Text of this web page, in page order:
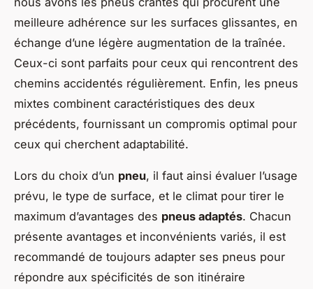
meilleure adhérence sur les surfaces glissantes, en
échange d’une légère augmentation de la traînée.
Ceux-ci sont parfaits pour ceux qui rencontrent des
chemins accidentés régulièrement. Enfin, les pneus
mixtes combinent caractéristiques des deux
précédents, fournissant un compromis optimal pour
ceux qui cherchent adaptabilité.
Lors du choix d’un pneu, il faut ainsi évaluer l’usage
prévu, le type de surface, et le climat pour tirer le
maximum d’avantages des pneus adaptés. Chacun
présente avantages et inconvénients variés, il est
recommandé de toujours adapter ses pneus pour
répondre aux spécificités de son itinéraire